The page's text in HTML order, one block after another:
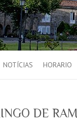
NOTÍCIAS HORARIO
DE